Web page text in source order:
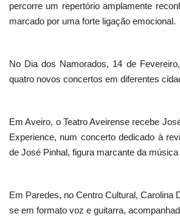
percorre um repertório amplamente
marcado por uma forte ligação emocional.
No Dia dos Namorados, 14 de
quatro novos concertos em diferentes
Em Aveiro, o Teatro Aveirense recebe
Experience, num concerto dedicado à
de José Pinhal, figura marcante da
Em Paredes, no Centro Cultural, Carolina
se em formato voz e guitarra,